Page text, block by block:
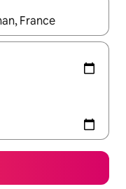
하거나 터치 또는 스와이